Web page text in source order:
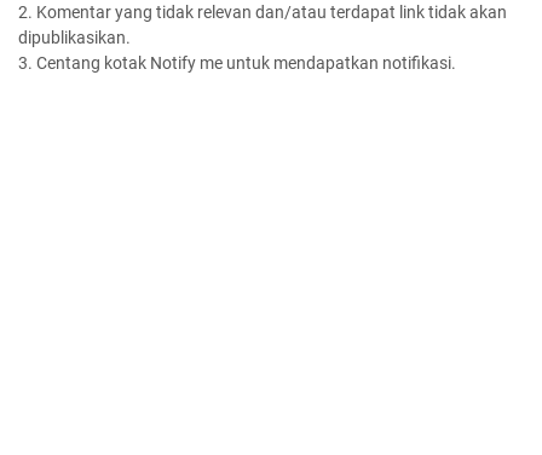
2. Komentar yang tidak relevan dan/atau terdapat link tidak akan
dipublikasikan.
3. Centang kotak Notify me untuk mendapatkan notifikasi.